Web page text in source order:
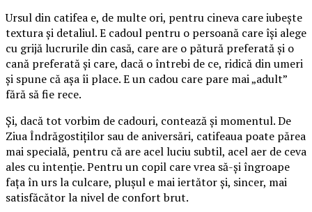
Ursul din catifea e, de multe ori, pentru cineva care iubește
textura și detaliul. E cadoul pentru o persoană care își alege
cu grijă lucrurile din casă, care are o pătură preferată și o
cană preferată și care, dacă o întrebi de ce, ridică din umeri
și spune că așa îi place. E un cadou care pare mai „adult”
fără să fie rece.
Și, dacă tot vorbim de cadouri, contează și momentul. De
Ziua Îndrăgostiților sau de aniversări, catifeaua poate părea
mai specială, pentru că are acel luciu subtil, acel aer de ceva
ales cu intenție. Pentru un copil care vrea să-și îngroape
fața în urs la culcare, plușul e mai iertător și, sincer, mai
satisfăcător la nivel de confort brut.